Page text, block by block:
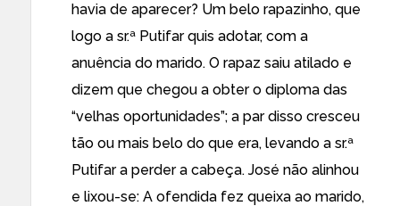
havia de aparecer? Um belo rapazinho, que
logo a sr.ª Putifar quis adotar, com a
anuência do marido. O rapaz saiu atilado e
dizem que chegou a obter o diploma das
“velhas oportunidades”; a par disso cresceu
tão ou mais belo do que era, levando a sr.ª
Putifar a perder a cabeça. José não alinhou
e lixou-se: A ofendida fez queixa ao marido,